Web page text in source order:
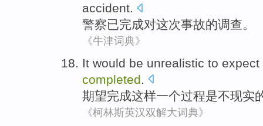
accident.
警察已完成对这次事故的调查。
《牛津词典》
It would be unrealistic to expect
completed
期望完成这样一个过程是不现实
《柯林斯英汉双解大词典》